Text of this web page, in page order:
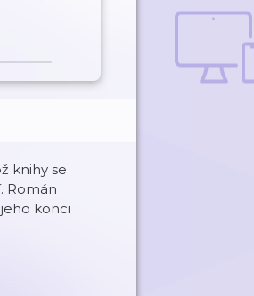
knihy se
Román
konci